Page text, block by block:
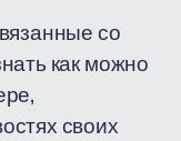
со
как можно
своих